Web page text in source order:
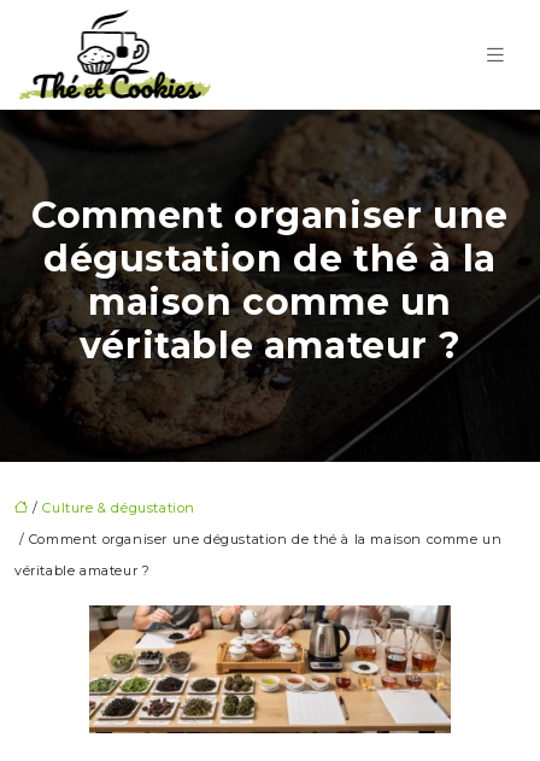
Comment organiser une
dégustation de thé à la
maison comme un
véritable amateur ?
/Culture & dégustation
/ Comment organiser une dégustation de thé à la maison comme un
véritable amateur ?